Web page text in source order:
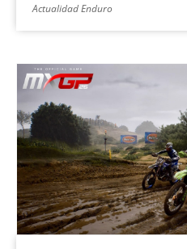
Actualidad Enduro